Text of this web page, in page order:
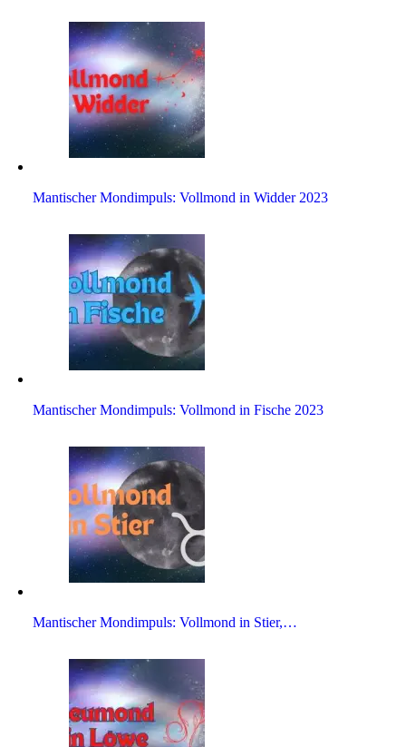
Man­ti­scher Mond­im­puls: Voll­mond in Widder 2023
Man­ti­scher Mond­im­puls: Voll­mond in Fische 2023
Man­ti­scher Mond­im­puls: Voll­mond in Stier,…